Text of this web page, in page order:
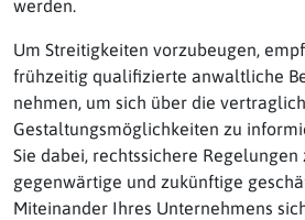
werden.
Um Streitigkeiten vorzubeugen,
frühzeitig qualifizierte anwaltliche
nehmen, um sich über die
Gestaltungsmöglichkeiten zu
Sie dabei, rechtssichere Regelungen
gegenwärtige und zukünftige
Miteinander Ihres Unternehmens